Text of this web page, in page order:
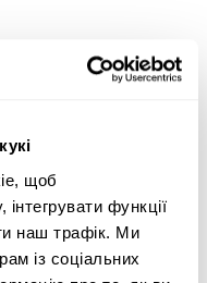
щоб
інтегрувати функції
наш трафік. Ми
із соціальних